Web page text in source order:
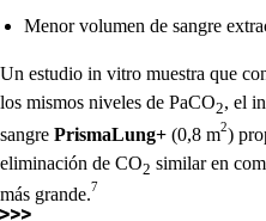
Menor volumen de sangre
Un estudio in vitro muestra que
los mismos niveles de PaCO2, el
sangre PrismaLung+ (0,8 m2)
eliminación de CO2 similar en
más grande.7